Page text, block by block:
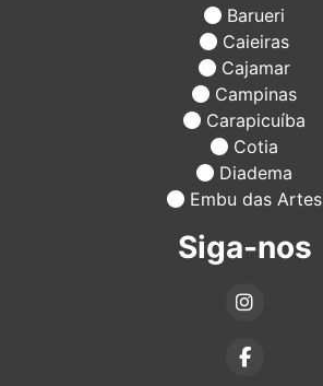
Barueri
Caieiras
Cajamar
Campinas
Carapicuíba
Cotia
Diadema
Embu das Artes
Siga-nos